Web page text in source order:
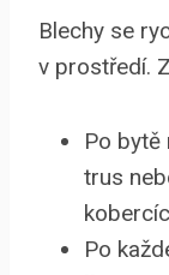
Blechy se
v prostředí.
Po bytě
trus
Po